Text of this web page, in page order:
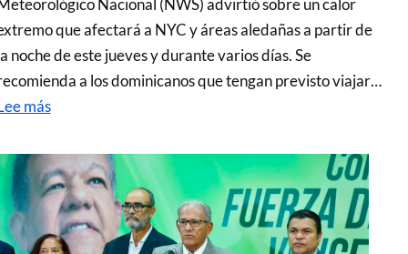
Nacional (NWS) advirtió sobre un calor
que afectará a NYC y áreas aledañas a partir de
noche de este jueves y durante varios días. Se
a los dominicanos que tengan previsto viajar…
más